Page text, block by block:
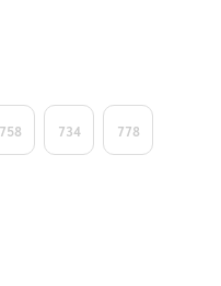
758 734 778